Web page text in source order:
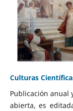
Culturas
Publicación anual
abierta, es